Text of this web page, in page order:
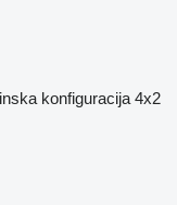
konfiguracija 4x2